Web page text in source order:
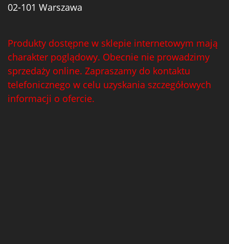
02-101 Warszawa
Produkty dostępne w sklepie internetowym mają
charakter poglądowy. Obecnie nie prowadzimy
sprzedaży online. Zapraszamy do kontaktu
telefonicznego w celu uzyskania szczegółowych
informacji o ofercie.